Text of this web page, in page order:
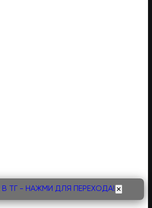
В ТГ - НАЖМИ ДЛЯ ПЕРЕХОДА! ✕